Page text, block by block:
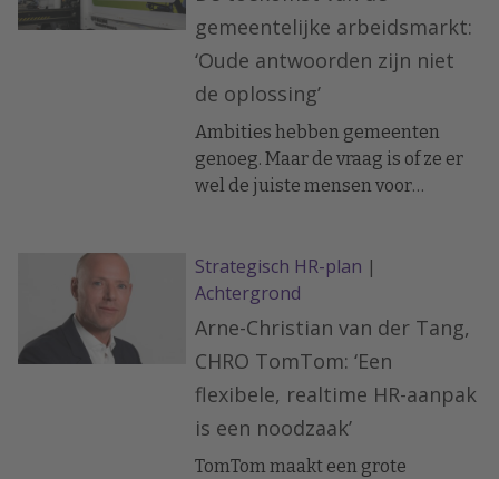
gemeentelijke arbeidsmarkt:
‘Oude antwoorden zijn niet
de oplossing’
Ambities hebben gemeenten
genoeg. Maar de vraag is of ze er
wel de juiste mensen voor
arbeidsmarktkrapte is maar het
begin. Het wordt nog veel
nijpender. Je moet een plan
Strategisch HR-plan |
Achtergrond
Arne-Christian van der Tang,
CHRO TomTom: ‘Een
flexibele, realtime HR-aanpak
is een noodzaak’
TomTom maakt een grote